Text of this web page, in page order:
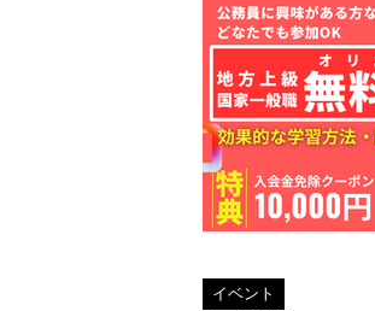
イベント